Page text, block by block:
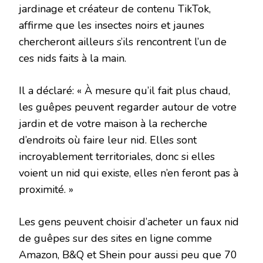
jardinage et créateur de contenu TikTok,
affirme que les insectes noirs et jaunes
chercheront ailleurs s’ils rencontrent l’un de
ces nids faits à la main.
Il a déclaré: « À mesure qu’il fait plus chaud,
les guêpes peuvent regarder autour de votre
jardin et de votre maison à la recherche
d’endroits où faire leur nid. Elles sont
incroyablement territoriales, donc si elles
voient un nid qui existe, elles n’en feront pas à
proximité. »
Les gens peuvent choisir d’acheter un faux nid
de guêpes sur des sites en ligne comme
Amazon, B&Q et Shein pour aussi peu que 70